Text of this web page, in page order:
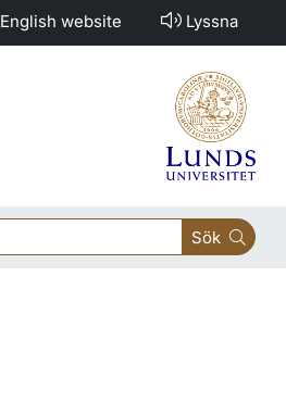
English website Lyssna
Sök